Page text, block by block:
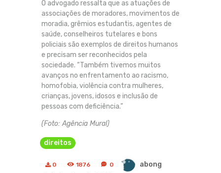
O advogado ressalta que as atuações de
associações de moradores, movimentos de
moradia, grêmios estudantis, agentes de
saúde, conselheiros tutelares e bons
policiais são exemplos de direitos humanos
e precisam ser reconhecidos pela
sociedade. “Também tivemos muitos
avanços no enfrentamento ao racismo,
homofobia, violência contra mulheres,
crianças, jovens, idosos e inclusão de
pessoas com deficiência.”
(Foto: Agência Mural)
direitos
0 1876 0
abong